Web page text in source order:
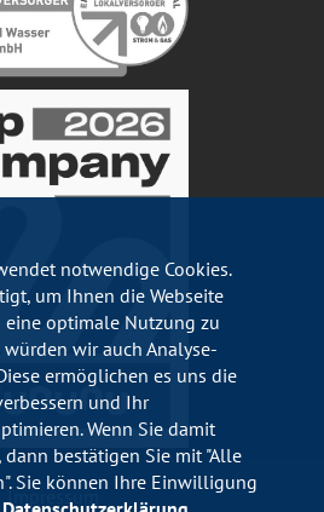
Impressum
notwendige Cookies.
um Ihnen die Webseite
optimale Nutzung zu
wir auch Analyse-
ermöglichen es uns die
und Ihr
Wenn Sie damit
bestätigen Sie mit "Alle
Sie können Ihre Einwilligung